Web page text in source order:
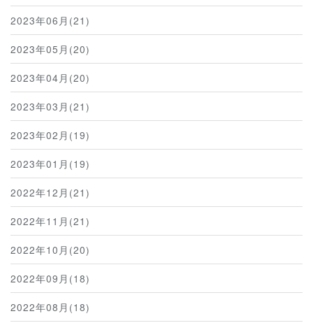
2023年06月(21)
2023年05月(20)
2023年04月(20)
2023年03月(21)
2023年02月(19)
2023年01月(19)
2022年12月(21)
2022年11月(21)
2022年10月(20)
2022年09月(18)
2022年08月(18)